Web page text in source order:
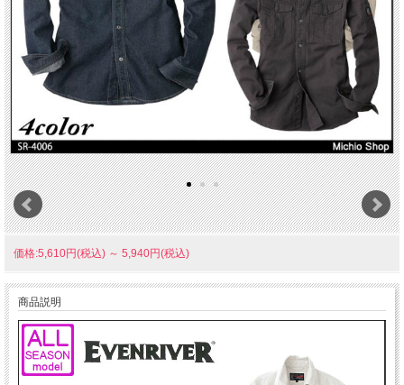
価格:5,610円(税込) ～ 5,940円(税込)
商品説明